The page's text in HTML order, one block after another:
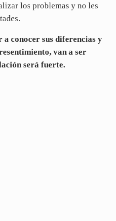
los problemas y no les
a conocer sus diferencias y
van a ser
será fuerte.